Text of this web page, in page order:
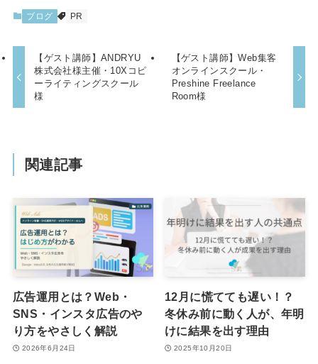
ブログ PR
【ゲスト講師】ANDRYU
株式会社様主催・10Xコピ
ーライティングスクール
様
【ゲスト講師】Web集客
オンラインスクール・
Preshine Freelance
Room様
関連記事
広告運用とは？Web・
SNS・インスタ広告のや
り方をやさしく解説
2026年6月24日
12月に慌てても遅い！？
冬休み前に動く人が、年明
けに結果を出す理由
2025年10月20日